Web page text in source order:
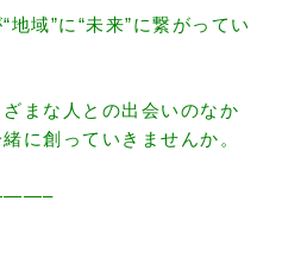
域”に“未来”に繋がってい
まな人との出会いのなか
に創っていきませんか。